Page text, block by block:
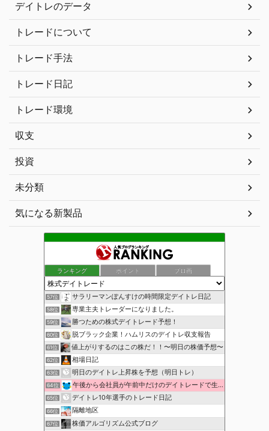
デイトレのデータ
トレードについて
トレード手法
トレード日記
トレード環境
収支
投資
未分類
気になる新製品
ランキング ポイント ブロ画
57位 サラリーマンぽんすけの時間限定デイトレ日記
58位 専業主夫トレーダーになりました。
59位 勝つための株式デイトレード予想！
60位 脱ブラック企業！ハムリスのデイトレ収支報告
61位 値上がりするのはこの株だ！！〜明日の株価予想〜
62位 相場日記
63位 明日のデイトレ上昇株を予想（明日トレ）
64位 午後から会社員が午前中だけのデイトレードで生活費を稼ぐ！
65位 デイトレ10年選手のトレード日記
66位 隔離地区
67位 株価アルゴリズム公式ブログ